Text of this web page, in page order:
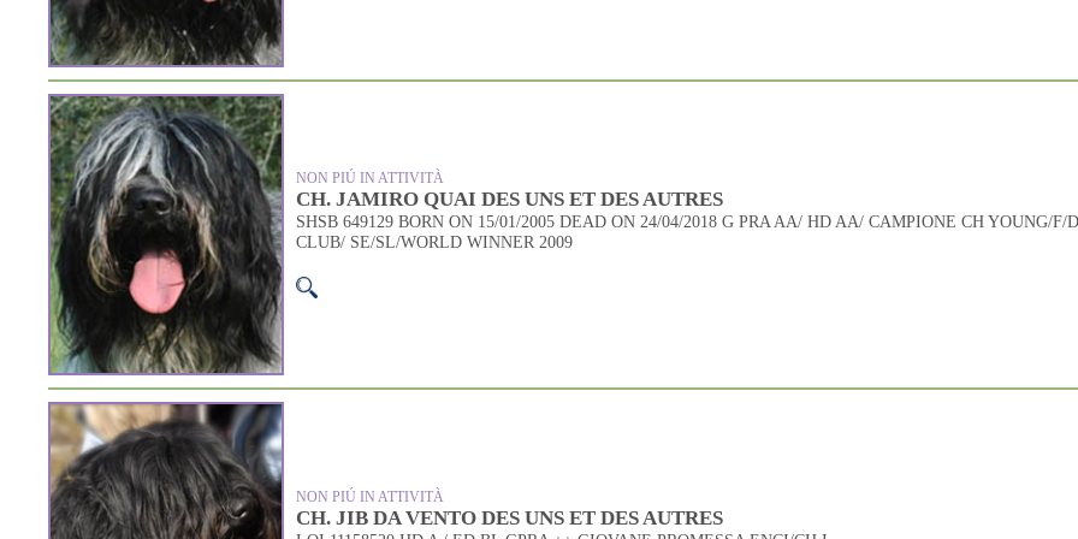
NON PIÚ IN ATTIVITÀ
CH. JAMIRO QUAI DES UNS ET DES AUTRES
SHSB 649129 BORN ON 15/01/2005 DEAD ON 24/04/2018 G PRA AA/ HD AA/ CAMPIONE CH YOUNG/F/D
CLUB/ SE/SL/WORLD WINNER 2009
NON PIÚ IN ATTIVITÀ
CH. JIB DA VENTO DES UNS ET DES AUTRES